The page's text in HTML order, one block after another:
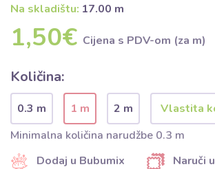
Na skladištu: 17.00 m
1,50€ Cijena s PDV-om (za m)
Količina:
0.3 m 1 m
2 m
Minimalna količina narudžbe 0.3 m
Dodaj u Bubumix
Naruči